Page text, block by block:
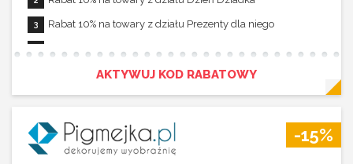
Rabat 10% na towary z działu Prezenty dla niego
Rabat nie łączy się z innymi promocjami
AKTYWUJ KOD RABATOWY
-15%